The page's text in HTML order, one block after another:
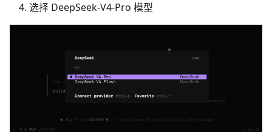
选择 DeepSeek-V4-Pro 模型